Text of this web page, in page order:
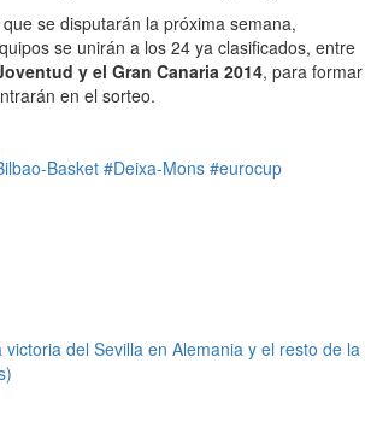
se disputarán la próxima semana,
se unirán a los 24 ya clasificados, entre
y el Gran Canaria 2014, para formar
en el sorteo.
Basket#Deixa-Mons #eurocup
del Sevilla en Alemania y el resto de la